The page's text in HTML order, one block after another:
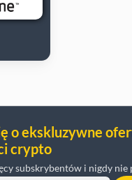
o ekskluzywne
crypto
subskrybentów i nigdy nie